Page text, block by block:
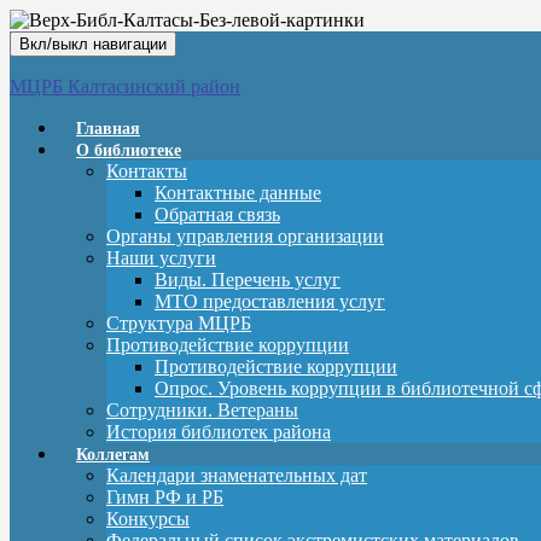
Вкл/выкл навигации
МЦРБ Калтасинский район
Главная
О библиотеке
Контакты
Контактные данные
Обратная связь
Органы управления организации
Наши услуги
Виды. Перечень услуг
МТО предоставления услуг
Структура МЦРБ
Противодействие коррупции
Противодействие коррупции
Опрос. Уровень коррупции в библиотечной
Сотрудники. Ветераны
История библиотек района
Коллегам
Календари знаменательных дат
Гимн РФ и РБ
Конкурсы